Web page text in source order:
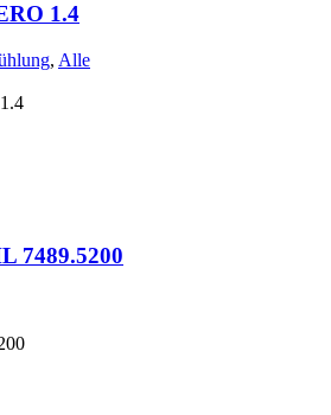
1.4
, Alle
7489.5200